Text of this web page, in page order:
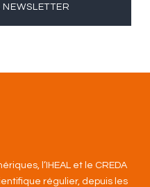
l’IHEAL et le CREDA
régulier, depuis les